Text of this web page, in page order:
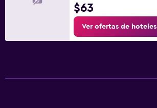
$63
Ver ofertas de hoteles